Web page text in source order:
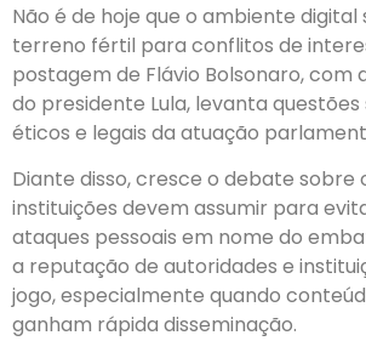
Não é de hoje que o ambiente
terreno fértil para conflitos de
postagem de Flávio Bolsonaro, com
do presidente Lula, levanta
éticos e legais da atuação
Diante disso, cresce o debate sobre
instituições devem assumir para
ataques pessoais em nome do
a reputação de autoridades e
jogo, especialmente quando
ganham rápida disseminação.